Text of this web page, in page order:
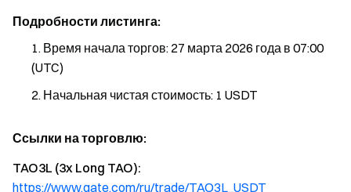
Подробности листинга:
Время начала торгов: 27 марта 2026 года в 07:00
(UTC)
Начальная чистая стоимость: 1 USDT
Ссылки на торговлю:
TAO3L (3x Long TAO):
https://www.gate.com/ru/trade/TAO3L_USDT